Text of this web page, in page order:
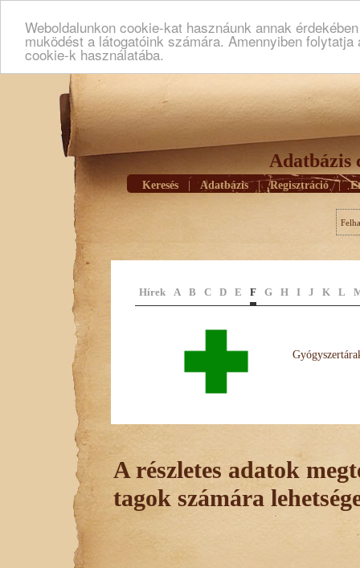
Weboldalunkon cookie-kat hasznáunk annak
muködést a látogatóink számára. Amennyiben
cookie-k használatába.
Adatbázis
Keresés Adatbázis | Regisztráció |
Hírek A B C D E F G H I J K L
A részletes adatok
tagok számára